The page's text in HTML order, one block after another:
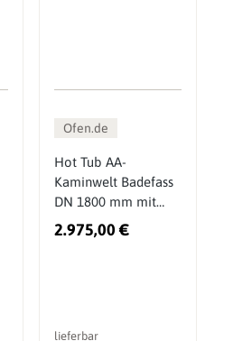
Ofen.de
Hot Tub AA-
Kaminwelt Badefass
DN 1800 mm mit
Außenofen
2.975,00 €
lieferbar